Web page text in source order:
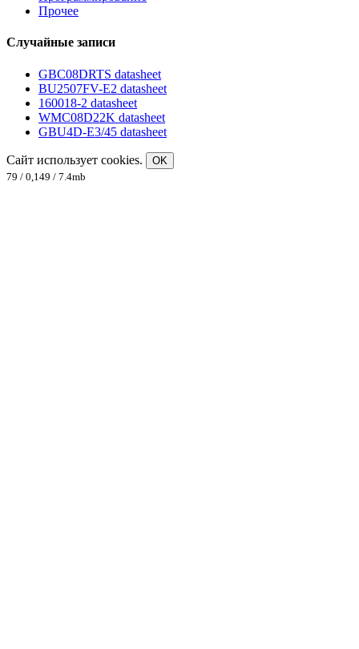
Прочее
Случайные записи
GBC08DRTS datasheet
BU2507FV-E2 datasheet
160018-2 datasheet
WMC08D22K datasheet
GBU4D-E3/45 datasheet
Сайт использует cookies.
OK
79 / 0,149 / 7.4mb